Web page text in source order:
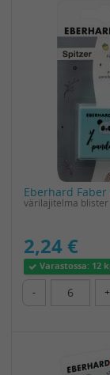
Eberhard
värilajitelma blister
2,24 €
Varastossa: 12
- +